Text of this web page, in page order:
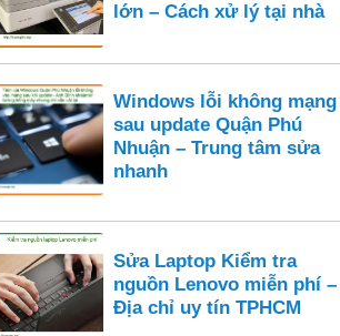
lớn – Cách xử lý tại nhà
Windows lỗi không mạng
sau update Quận Phú
Nhuận – Trung tâm sửa
nhanh
Sửa Laptop Kiểm tra
nguồn Lenovo miễn phí –
Địa chỉ uy tín TPHCM